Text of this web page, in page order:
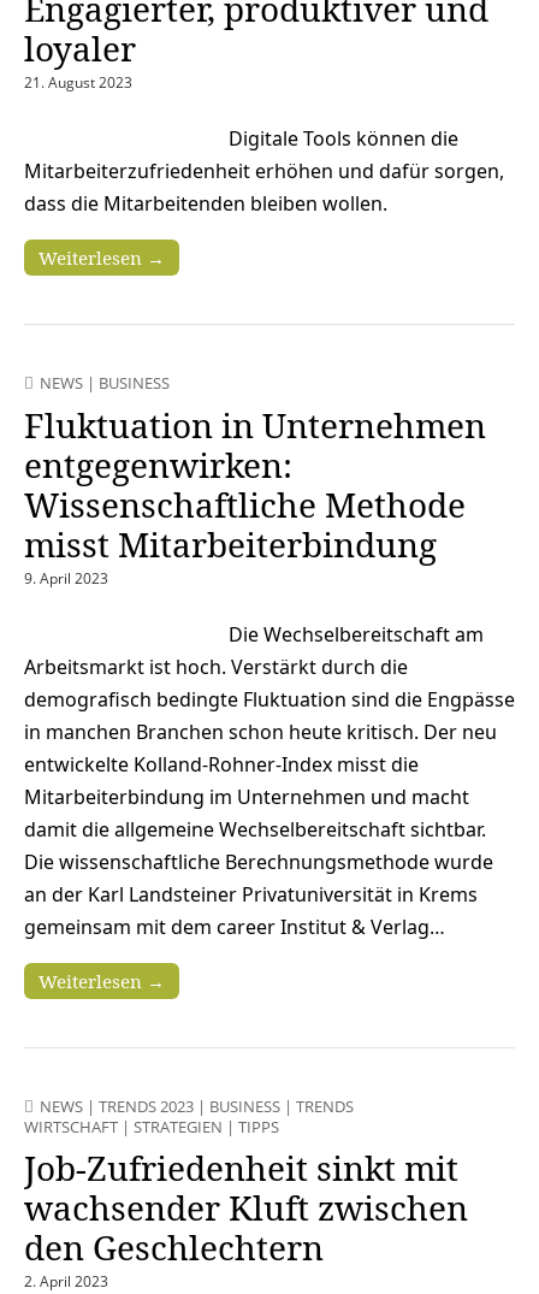
loyaler
21. August 2023
Digitale Tools können die
Mitarbeiterzufriedenheit erhöhen und dafür sorgen,
dass die Mitarbeitenden bleiben wollen.
Weiterlesen →
NEWS | BUSINESS
Fluktuation in Unternehmen
entgegenwirken:
Wissenschaftliche Methode
misst Mitarbeiterbindung
9. April 2023
Die Wechselbereitschaft am
Arbeitsmarkt ist hoch. Verstärkt durch die
demografisch bedingte Fluktuation sind die Engpässe
in manchen Branchen schon heute kritisch. Der neu
entwickelte Kolland-Rohner-Index misst die
Mitarbeiterbindung im Unternehmen und macht
damit die allgemeine Wechselbereitschaft sichtbar.
Die wissenschaftliche Berechnungsmethode wurde
an der Karl Landsteiner Privatuniversität in Krems
gemeinsam mit dem career Institut & Verlag…
Weiterlesen →
NEWS | TRENDS 2023 | BUSINESS | TRENDS
WIRTSCHAFT | STRATEGIEN | TIPPS
Job-Zufriedenheit sinkt mit
wachsender Kluft zwischen
den Geschlechtern
2. April 2023